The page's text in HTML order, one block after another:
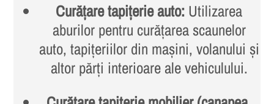
Curățare tapițerie auto: Utilizarea
aburilor pentru curățarea scaunelor
auto, tapițeriilor din mașini, volanului și
altor părți interioare ale vehiculului.